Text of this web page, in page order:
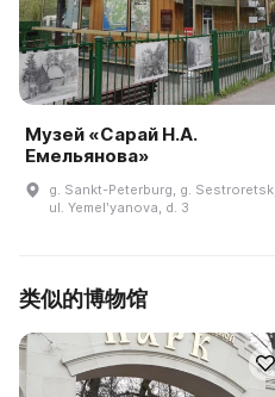
Музей «Сарай Н.А.
Емельянова»
g. Sankt-Peterburg, g. Sestroretsk,
ul. Yemelʹyanova, d. 3
类似的博物馆